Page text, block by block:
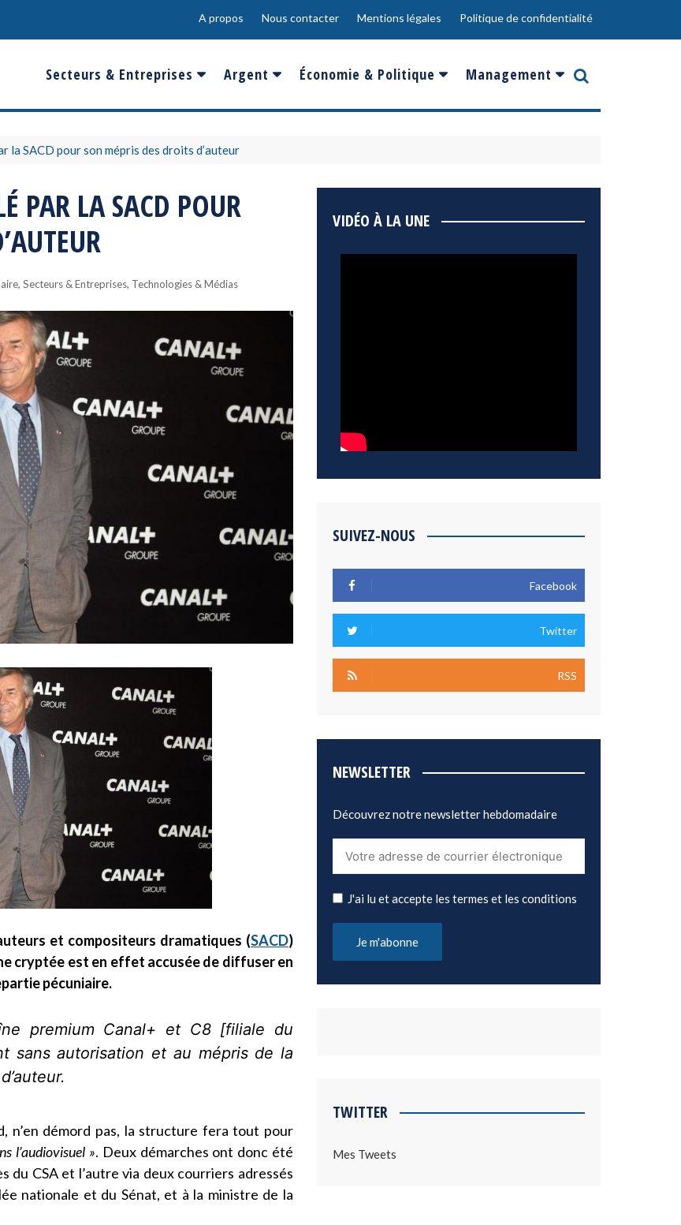
A propos Nous contacter Mentions légales Politique de confidentialité
Secteurs & Entreprises
Banques & Finances
Conso & Distrib
Environnement
Défense & Aéronautique
Technologies & Médias
Argent
Salaire
Sport
Epargne & Placements
Économie & Politique
France
Management
Innovation
la SACD pour son mépris des droits d’auteur
PAR LA SACD POUR
, Secteurs & Entreprises, Technologies & Médias
et compositeurs dramatiques (SACD)
cryptée est en effet accusée de diffuser en
pécuniaire.
premium Canal+ et C8 [filiale du
sans autorisation et au mépris de la
n’en démord pas, la structure fera tout pour
l’audiovisuel ». Deux démarches ont donc été
du CSA et l’autre via deux courriers adressés
nationale et du Sénat, et à la ministre de la
VIDÉO À LA UNE
SUIVEZ-NOUS
Facebook
Twitter
RSS
NEWSLETTER
Découvrez notre newsletter hebdomadaire
J'ai lu et accepte les termes et les conditions
TWITTER
Mes Tweets